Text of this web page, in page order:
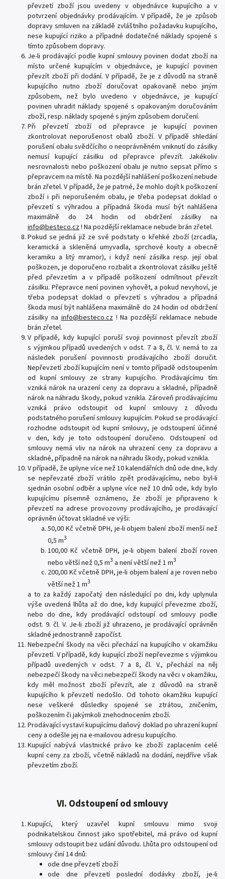
převzetí zboží jsou uvedeny v objednávce kupujícího a v
potvrzení objednávky prodávajícím. V případě, že je způsob
dopravy smluven na základě zvláštního požadavku kupujícího,
nese kupující riziko a případné dodatečné náklady spojené s
tímto způsobem dopravy.
Je-li prodávající podle kupní smlouvy povinen dodat zboží na
místo určené kupujícím v objednávce, je kupující povinen
převzít zboží při dodání. V případě, že je z důvodů na straně
kupujícího nutno zboží doručovat opakovaně nebo jiným
způsobem, než bylo uvedeno v objednávce, je kupující
povinen uhradit náklady spojené s opakovaným doručováním
zboží, resp. náklady spojené s jiným způsobem doručení.
Při převzetí zboží od přepravce je kupující povinen
zkontrolovat neporušenost obalů zboží. V případě shledání
porušení obalu svědčícího o neoprávněném vniknutí do zásilky
nemusí kupující zásilku od přepravce převzít. Jakékoliv
nesrovnalosti nebo poškození obalu je nutno sepsat přímo s
přepravcem na místě. Na pozdější nahlášení poškození nebude
brán zřetel. V případě, že je patrné, že mohlo dojít k poškození
zboží i při neporušeném obalu, je třeba podepsat doklad o
převzetí s výhradou a případná škoda musí být nahlášena
maximálně do 24 hodin od obdržení zásilky na
info@besteco.cz! Na pozdější reklamace nebude brán zřetel.
Pokud se jedná již ze své podstaty o křehké zboží (zrcadla,
keramická a skleněná umyvadla, sprchové kouty a obecně
keramiku a litý mramor), i když není zásilka resp. její obal
poškozen, je doporučeno rozbalit a zkontrolovat zásilku ještě
před převzetím a v případě poškození odmítnout převzít
zásilku. Přepravce není povinen vyhovět, a pokud nevyhoví, je
třeba podepsat doklad o převzetí s výhradou a případná
škoda musí být nahlášena maximálně do 24 hodin od obdržení
zásilky na info@besteco.cz! Na pozdější reklamace nebude
brán zřetel.
V případě, kdy kupující poruší svoji povinnost převzít zboží
s výjimkou případů uvedených v odst. 7 a 8, čl. V. nemá to za
následek porušení povinnosti prodávajícího zboží doručit.
Nepřevzetí zboží kupujícím není v tomto případě odstoupením
od kupní smlouvy ze strany kupujícího. Prodávajícímu tím
vzniká nárok na urazení ceny za dopravu a skladné, případně
nárok na náhradu škody, pokud vznikla. Zároveň prodávajícímu
vzniká právo odstoupit od kupní smlouvy z důvodu
podstatného porušení smlouvy kupujícím. Pokud se prodávající
rozhodne odstoupit od kupní smlouvy, je odstoupení účinné
v den, kdy je toto odstoupení doručeno. Odstoupení od
smlouvy nemá vliv na nárok na uhrazení ceny za dopravu a
skladné, případně na nárok na náhradu škody, pokud vznikla.
V případě, že uplyne více než 10 kalendářních dnů ode dne, kdy
se nepřevzaté zboží vrátilo zpět prodávajícímu, nebo byl-li
sjednán osobní odběr a uplyne více než 10 dnů ode, kdy bylo
kupujícímu písemně oznámeno, že zboží je připraveno k
převzetí na adrese provozovny prodávajícího, je prodávající
oprávněn účtovat skladné ve výši:
50,00 Kč včetně DPH, je-li objem balení zboží menší než
0,5 m3
100,00 Kč včetně DPH, je-li objem balení zboží roven
nebo větší než 0,5 m3 a není větší než 1 m3
200,00 Kč včetně DPH, je-li objem balení a je roven nebo
větší než 1 m3
a to za každý započatý den následující po dni, kdy uplynula
výše uvedená lhůta až do dne, kdy kupující převezme zboží,
nebo do dne, kdy prodávající odstoupí od smlouvy podle
odst. 9. čl. V. Je-li zboží již uhrazeno, je prodávající oprávněn
skladné jednostranně započíst.
Nebezpeční škody na věci přechází na kupujícího v okamžiku
převzetí. V případě, kdy kupující zboží nepřevezme s výjimkou
případů uvedených v odst. 7 a 8, čl. V., přechází na něj
nebezpečí škody na věci nebezpečí škody na věci v okamžiku,
kdy měl možnost zboží převzít, ale z důvodů na straně
kupujícího k převzetí nedošlo. Od tohoto okamžiku kupující
nese veškeré důsledky spojené se ztrátou, zničením,
poškozením či jakýmkoli znehodnocením zboží.
Prodávající vystaví kupujícímu daňový doklad po uhrazení kupní
ceny a odešle jej na e-mailovou adresu kupujícího.
Kupující nabývá vlastnické právo ke zboží zaplacením celé
kupní ceny za zboží, včetně nákladů na dodání, nejdříve však
převzetím zboží.
VI. Odstoupení od smlouvy
Kupující, který uzavřel kupní smlouvu mimo svoji
podnikatelskou činnost jako spotřebitel, má právo od kupní
smlouvy odstoupit bez udání důvodu. Lhůta pro odstoupení od
smlouvy činí 14 dnů:
ode dne převzetí zboží
ode dne převzetí poslední dodávky zboží, je-li